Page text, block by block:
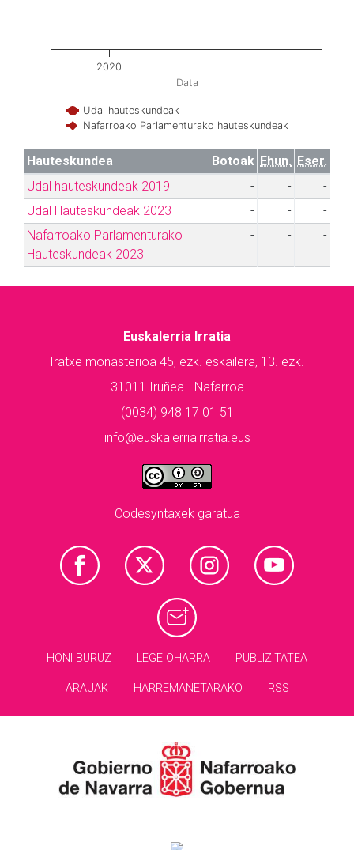
Data
Udal hauteskundeak
Nafarroako Parlamenturako hauteskundeak
2020
Hauteskundea Botoak Ehun. Eser.
Udal hauteskundeak 2019
- -
-
Udal Hauteskundeak 2023
- -
-
Nafarroako Parlamenturako
Hauteskundeak 2023
- - -
Euskalerria Irratia
Iratxe monasterioa 45, ezk. eskailera, 13. ezk.
31011 Iruñea - Nafarroa
(0034) 948 17 01 51
info@euskalerriairratia.eus
Codesyntaxek garatua
HONI BURUZ LEGE OHARRA PUBLIZITATEA
ARAUAK HARREMANETARAKO RSS